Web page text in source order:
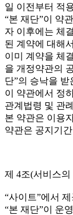
일 이전부터 적
“본 재단”이 약
자 이후에는 체
된 계약에 대해
이미 계약을 체
을 개정약관의
단”의 승낙을
이 약관에서 정
관계법령 및 관
본 약관은 이용
약관은 공지기
제 4조(서비스의
“사이트”에서
“본 재단”이 운